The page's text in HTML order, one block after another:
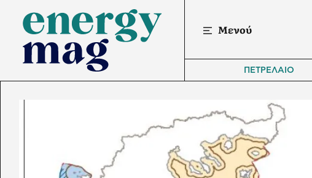
Μενού
ΠΕΤΡΕΛΑΙΟ